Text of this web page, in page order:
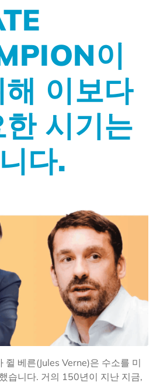
이
이보다
시기는
다.
베른(Jules Verne)은 수소를 미
습니다. 거의 150년이 지난 지금,